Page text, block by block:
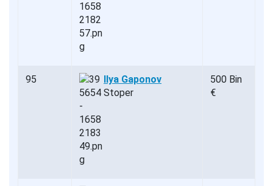
95
Ilya Gaponov
Stoper
500 Bin
€